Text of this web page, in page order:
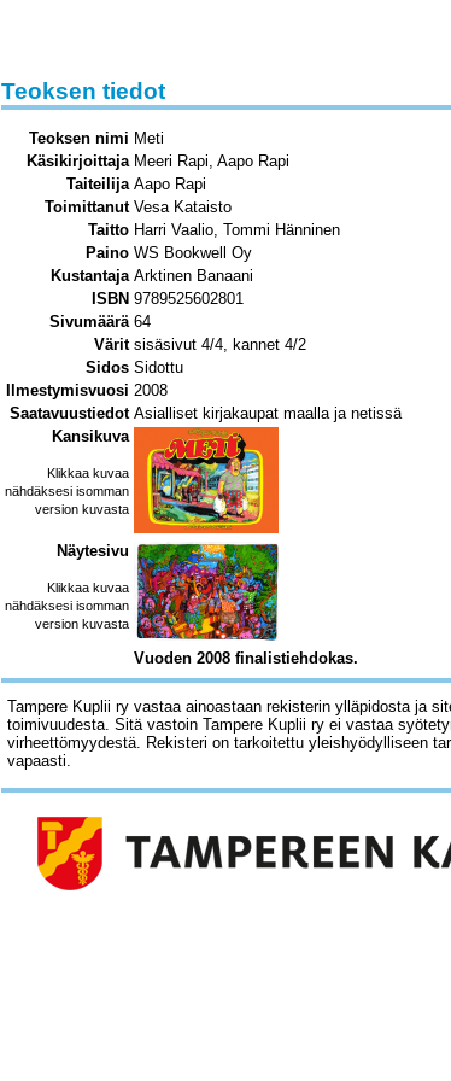
Teoksen tiedot
Teoksen nimi Meti
Käsikirjoittaja Meeri Rapi, Aapo Rapi
Taiteilija Aapo Rapi
Toimittanut Vesa Kataisto
Taitto Harri Vaalio, Tommi Hänninen
Paino WS Bookwell Oy
Kustantaja Arktinen Banaani
ISBN 9789525602801
Sivumäärä 64
Värit sisäsivut 4/4, kannet 4/2
Sidos Sidottu
Ilmestymisvuosi 2008
Saatavuustiedot Asialliset kirjakaupat maalla ja netissä
Kansikuva
Klikkaa kuvaa
nähdäksesi isomman
version kuvasta
Näytesivu
Klikkaa kuvaa
nähdäksesi isomman
version kuvasta
Vuoden 2008 finalistiehdokas.
Tampere Kuplii ry vastaa ainoastaan rekisterin ylläpidosta ja
toimivuudesta. Sitä vastoin Tampere Kuplii ry ei vastaa
virheettömyydestä. Rekisteri on tarkoitettu yleishyödylliseen
vapaasti.